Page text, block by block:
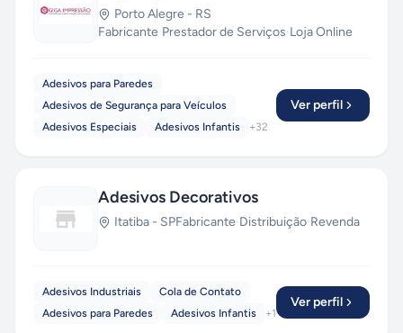
Porto Alegre - RS
Fabricante·Prestador de Serviços·Loja Online
Adesivos para Paredes
Adesivos de Segurança para Veículos
Adesivos Especiais
Adesivos Infantis +32
Ver perfil
Adesivos Decorativos
Itatiba - SPFabricante·Distribuição·Revenda
Adesivos Industriais
Cola de Contato
Adesivos para Paredes
Adesivos Infantis +1
Ver perfil